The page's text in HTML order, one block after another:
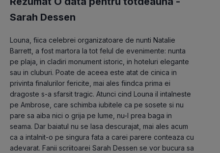
Sarah Dessen
Louna, fiica celebrei organizatoare de nunti Natalie
Barrett, a fost martora la tot felul de evenimente: nunta
pe plaja, in cladiri monument istoric, in hoteluri elegante
sau in cluburi. Poate de aceea este atat de cinica in
privinta finalurilor fericite, mai ales fiindca prima ei
dragoste s-a sfarsit tragic. Atunci cind Louna il intalneste
pe Ambrose, care schimba iubitele ca pe sosete si nu
pare sa aiba nici o grija pe lume, nu-l prea baga in
seama. Dar baiatul nu se lasa descurajat, mai ales acum
ca a intalnit-o pe singura fata a carei parere conteaza cu
adevarat. Fanii scriitoarei Sarah Dessen se vor bucura sa